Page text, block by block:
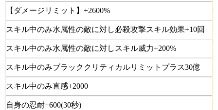
【ダメージリミット】+2600%
スキル中のみ水属性の敵に対し必殺攻撃スキル効果+10回
スキル中のみ水属性の敵に対しスキル威力+200%
スキル中のみブラッククリティカルリミットプラス30億
スキル中のみ直感+2000
自身の忍耐+600(30秒)